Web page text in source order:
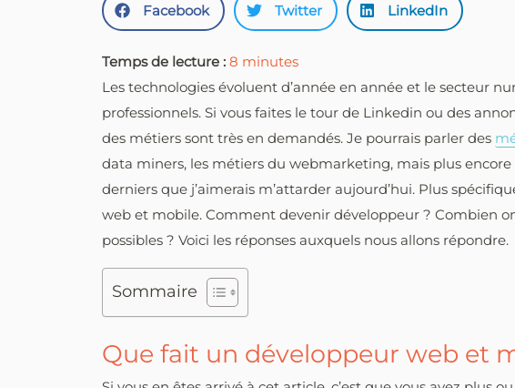
Facebook Twitter LinkedIn
Temps de lecture : 8 minutes
Les technologies évoluent d’année en année et le secteur
professionnels. Si vous faites le tour de Linkedin ou des
des métiers sont très en demandés. Je pourrais parler des
data miners, les métiers du webmarketing, mais plus encore
derniers que j’aimerais m’attarder aujourd’hui. Plus
web et mobile. Comment devenir développeur ? Combien
possibles ? Voici les réponses auxquels nous allons répondre.
Sommaire
Que fait un développeur web et